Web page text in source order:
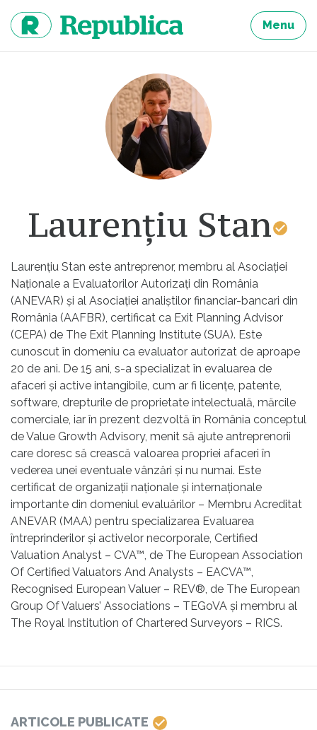
continut
Menu
Laurențiu Stan
Laurențiu Stan este antreprenor, membru al Asociației
Naționale a Evaluatorilor Autorizați din România
(ANEVAR) și al Asociației analiștilor financiar-bancari din
România (AAFBR), certificat ca Exit Planning Advisor
(CEPA) de The Exit Planning Institute (SUA). Este
cunoscut în domeniu ca evaluator autorizat de aproape
20 de ani. De 15 ani, s-a specializat în evaluarea de
afaceri şi active intangibile, cum ar fi licențe, patente,
software, drepturile de proprietate intelectuală, mărcile
comerciale, iar în prezent dezvoltă în România conceptul
de Value Growth Advisory, menit să ajute antreprenorii
care doresc să crească valoarea propriei afaceri în
vederea unei eventuale vânzări şi nu numai. Este
certificat de organizaţii naţionale şi internaţionale
importante din domeniul evaluărilor – Membru Acreditat
ANEVAR (MAA) pentru specializarea Evaluarea
întreprinderilor şi activelor necorporale, Certified
Valuation Analyst – CVA™, de The European Association
Of Certified Valuators And Analysts – EACVA™,
Recognised European Valuer – REV®, de The European
Group Of Valuers’ Associations – TEGoVA şi membru al
The Royal Institution of Chartered Surveyors – RICS.
ARTICOLE PUBLICATE